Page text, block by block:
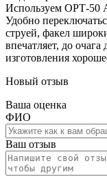
Используем ОРТ-50
Удобно
струей, факел
впечатляет, до очага
изготовления
Новый отзыв
Ваша оценка
ФИО
Ваш отзыв